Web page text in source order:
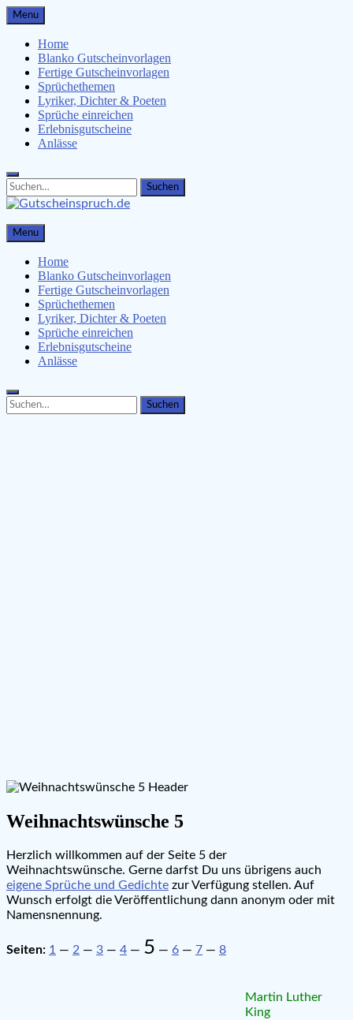
Skip
to
content
Menu
Home
Blanko Gutscheinvorlagen
Fertige Gutscheinvorlagen
Sprüchethemen
Lyriker, Dichter & Poeten
Sprüche einreichen
Erlebnisgutscheine
Anlässe
Search
for:
Search
Gutscheinspruch.de
Gutscheinsprüche & Gutscheinvorlagen finden
Menu
Home
Blanko Gutscheinvorlagen
Fertige Gutscheinvorlagen
Sprüchethemen
Lyriker, Dichter & Poeten
Sprüche einreichen
Erlebnisgutscheine
Anlässe
Search
for:
Search
Weihnachtswünsche 5
Herzlich willkommen auf der Seite 5 der
Weihnachtswünsche. Gerne darfst Du uns übrigens auch
eigene Sprüche und Gedichte zur Verfügung stellen. Auf
Wunsch erfolgt die Veröffentlichung dann anonym oder mit
Namensnennung.
Seiten: 1 — 2 — 3 — 4 — 5 — 6 — 7 — 8
Martin Luther
King